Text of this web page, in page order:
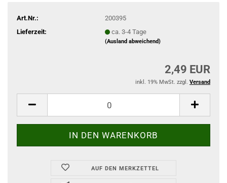
Art.Nr.:
200395
Lieferzeit:
ca. 3-4 Tage
(Ausland abweichend)
2,49 EUR
inkl. 19% MwSt. zzgl. Versand
AUF DEN MERKZETTEL